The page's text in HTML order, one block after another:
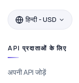
हिन्दी - USD
API प्रदाताओं के लिए
अपनी API जोड़ें